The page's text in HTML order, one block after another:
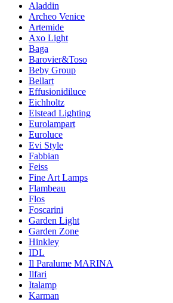
Aladdin
Archeo Venice
Artemide
Axo Light
Baga
Barovier&Toso
Beby Group
Bellart
Effusionidiluce
Eichholtz
Elstead Lighting
Eurolampart
Euroluce
Evi Style
Fabbian
Feiss
Fine Art Lamps
Flambeau
Flos
Foscarini
Garden Light
Garden Zone
Hinkley
IDL
Il Paralume MARINA
Ilfari
Italamp
Karman